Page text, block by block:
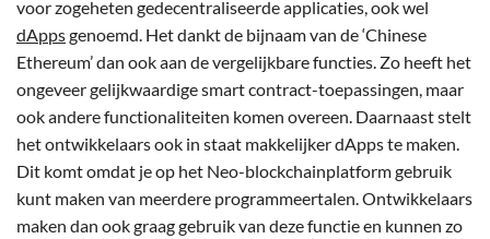
voor zogeheten gedecentraliseerde applicaties, ook wel
dAppsgenoemd. Het dankt de bijnaam van de ‘Chinese
Ethereum’ dan ook aan de vergelijkbare functies. Zo heeft het
ongeveer gelijkwaardige smart contract-toepassingen, maar
ook andere functionaliteiten komen overeen. Daarnaast stelt
het ontwikkelaars ook in staat makkelijker dApps te maken.
Dit komt omdat je op het Neo-blockchainplatform gebruik
kunt maken van meerdere programmeertalen. Ontwikkelaars
maken dan ook graag gebruik van deze functie en kunnen zo